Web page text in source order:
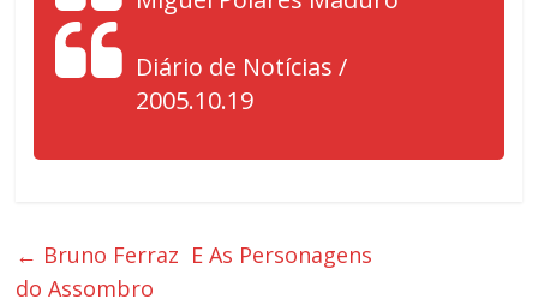
Diário de Notícias /
2005.10.19
← Bruno Ferraz E As Personagens
do Assombro